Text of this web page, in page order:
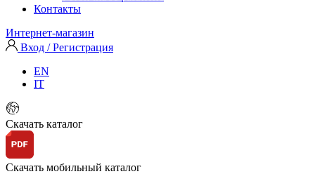
Контакты
Интернет-магазин
Вход / Регистрация
EN
IT
Скачать каталог
Скачать мобильный каталог